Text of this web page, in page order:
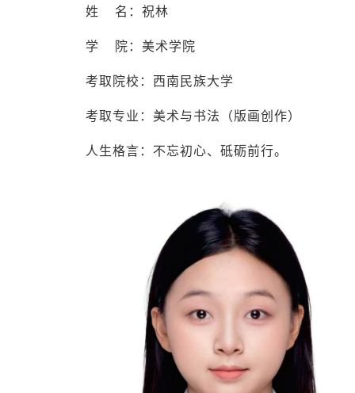
姓 名：祝林
学 院：美术学院
考取院校：西南民族大学
考取专业：美术与书法（版画创作）
人生格言：不忘初心、砥砺前行。